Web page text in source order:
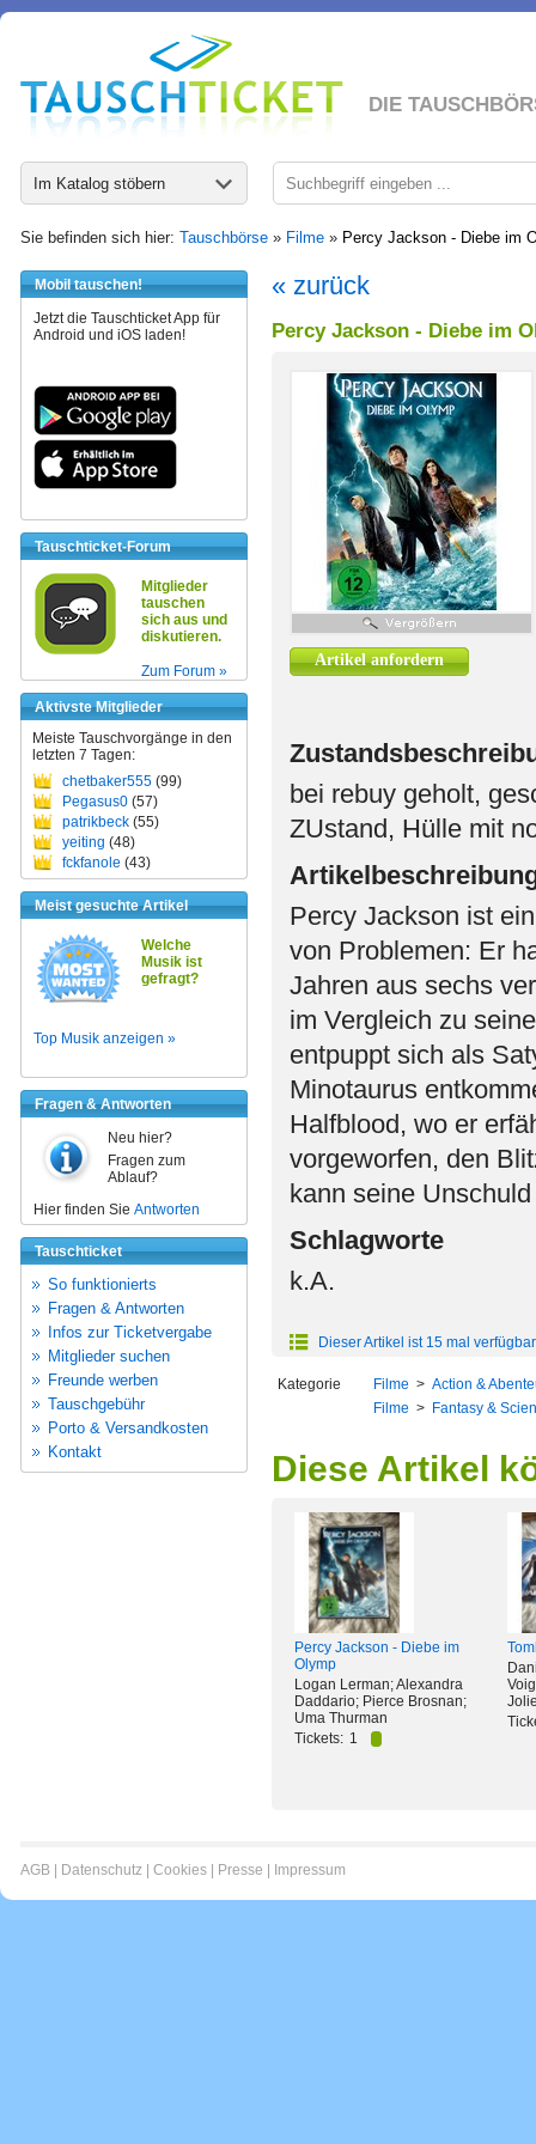
DIE
Im Katalog stöbern
Sie befinden sich hier: Tauschbörse » Filme » Percy Jackson - Diebe im
Mobil tauschen!
Jetzt die Tauschticket App für
Android und iOS laden!
Tauschticket-Forum
Mitglieder
tauschen
sich aus und
diskutieren.
Zum Forum »
Aktivste Mitglieder
Meiste Tauschvorgänge in den
letzten 7 Tagen:
chetbaker555 (99)
Pegasus0 (57)
patrikbeck (55)
yeiting (48)
fckfanole (43)
Meist gesuchte Artikel
Welche
Musik ist
gefragt?
Top Musik anzeigen »
Fragen & Antworten
Neu hier?
Fragen zum
Ablauf?
Hier finden Sie Antworten
Tauschticket
So funktionierts
Fragen & Antworten
Infos zur Ticketvergabe
Mitglieder suchen
Freunde werben
Tauschgebühr
Porto & Versandkosten
Kontakt
« zurück
Percy Jackson - Diebe im
Artikel anfordern
bei rebuy geholt,
ZUstand, Hülle mit
Percy Jackson ist
von Problemen: Er
Jahren aus sechs
im Vergleich zu
entpuppt sich als
Minotaurus
Halfblood, wo er
vorgeworfen, den
kann seine
Schlagworte
k.A.
Dieser Artikel ist 15 mal verfügbar
Kategorie Filme > Action &
Filme > Fantasy &
Diese Artikel
Percy Jackson - Diebe im
Olymp
Logan Lerman; Alexandra
Daddario; Pierce Brosnan;
Uma Thurman
Tickets: 1
AGB Datenschutz Cookies Presse Impressum